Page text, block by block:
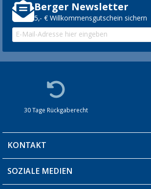
Berger Newsletter
5,- € Willkommensgutschein sichern
30 Tage Rückgaberecht
KONTAKT
Du hast eine Frage?
SOZIALE MEDIEN